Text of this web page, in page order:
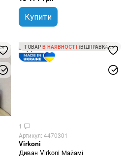
Купити
ТОВАР В НАЯВНОСТІ (ВІДПРАВКА ЗА 1 ДЕНЬ)
1
Артикул: 4470301
Virkoni
Диван Virkoni Майамі